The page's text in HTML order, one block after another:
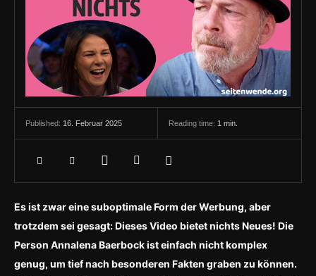
Published: 16. Februar 2025 Reading time: 1 min.
Es ist zwar eine suboptimale Form der Werbung, aber
trotzdem sei gesagt: Dieses Video bietet nichts Neues! Die
Person Annalena Baerbock ist einfach nicht komplex
genug, um tief nach besonderen Fakten graben zu können.